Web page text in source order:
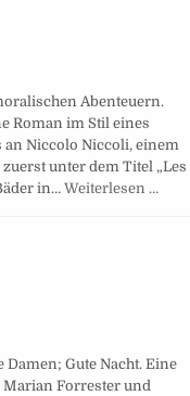
Abenteuern.
Roman im Stil eines
Niccolo Niccoli, einem
unter dem Titel „Les
in…Weiterlesen …
Damen; Gute Nacht. Eine
Marian Forrester und